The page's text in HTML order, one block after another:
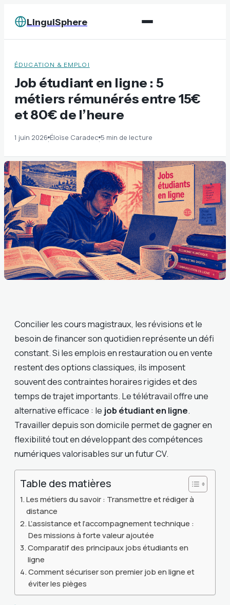
LinguiSphere
ÉDUCATION & EMPLOI
Job étudiant en ligne : 5
métiers rémunérés entre 15€
et 80€ de l’heure
1 juin 2026·Éloïse Caradec·5 min de lecture
Concilier les cours magistraux, les révisions et le
besoin de financer son quotidien représente un défi
constant. Si les emplois en restauration ou en vente
restent des options classiques, ils imposent
souvent des contraintes horaires rigides et des
temps de trajet importants. Le télétravail offre une
alternative efficace : le job étudiant en ligne.
Travailler depuis son domicile permet de gagner en
flexibilité tout en développant des compétences
numériques valorisables sur un futur CV.
Table des matières
Les métiers du savoir : Transmettre et rédiger à
distance
L’assistance et l’accompagnement technique :
Des missions à forte valeur ajoutée
Comparatif des principaux jobs étudiants en
ligne
Comment sécuriser son premier job en ligne et
éviter les pièges